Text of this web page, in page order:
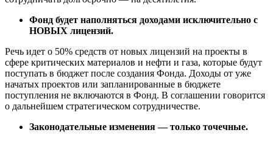
Фонд будет наполняться доходами исключительно с
НОВЫХ лицензий.
Речь идет о 50% средств от новых лицензий на проекты в
сфере критических материалов и нефти и газа, которые будут
поступать в бюджет после создания Фонда. Доходы от уже
начатых проектов или запланированные в бюджете
поступления не включаются в Фонд. В соглашении говорится
о дальнейшем стратегическом сотрудничестве.
Законодательные изменения — только точечные.